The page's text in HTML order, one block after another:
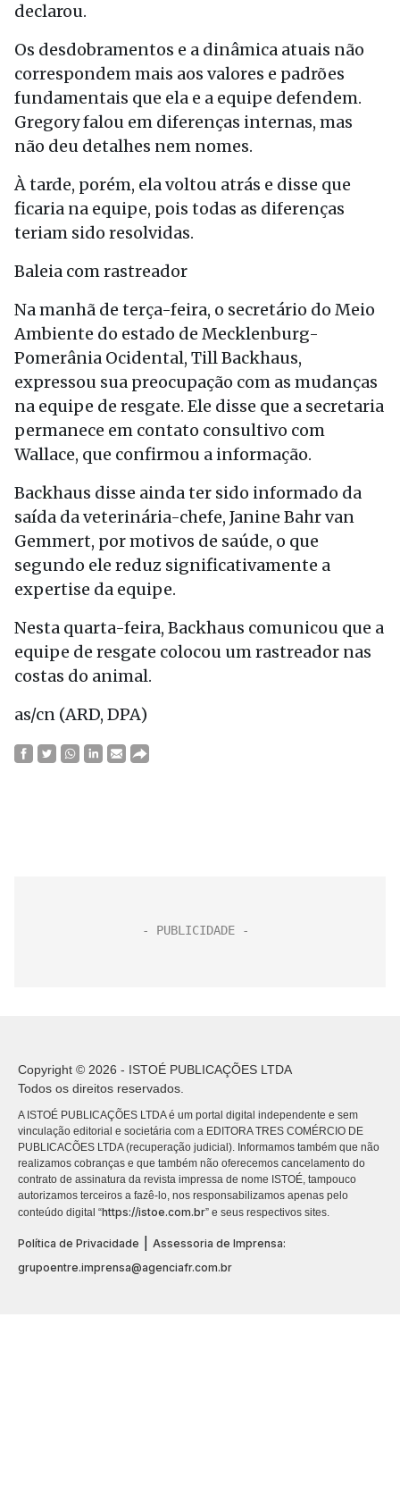
declarou.
Os desdobramentos e a dinâmica atuais não
correspondem mais aos valores e padrões
fundamentais que ela e a equipe defendem.
Gregory falou em diferenças internas, mas
não deu detalhes nem nomes.
À tarde, porém, ela voltou atrás e disse que
ficaria na equipe, pois todas as diferenças
teriam sido resolvidas.
Baleia com rastreador
Na manhã de terça-feira, o secretário do Meio
Ambiente do estado de Mecklenburg-
Pomerânia Ocidental, Till Backhaus,
expressou sua preocupação com as mudanças
na equipe de resgate. Ele disse que a secretaria
permanece em contato consultivo com
Wallace, que confirmou a informação.
Backhaus disse ainda ter sido informado da
saída da veterinária-chefe, Janine Bahr van
Gemmert, por motivos de saúde, o que
segundo ele reduz significativamente a
expertise da equipe.
Nesta quarta-feira, Backhaus comunicou que a
equipe de resgate colocou um rastreador nas
costas do animal.
as/cn (ARD, DPA)
Copyright © 2026 - ISTOÉ PUBLICAÇÕES LTDA
Todos os direitos reservados.
A ISTOÉ PUBLICAÇÕES LTDA é um portal digital independente e sem
vinculação editorial e societária com a EDITORA TRES COMÉRCIO DE
PUBLICACÕES LTDA (recuperação judicial). Informamos também que não
realizamos cobranças e que também não oferecemos cancelamento do
contrato de assinatura da revista impressa de nome ISTOÉ, tampouco
autorizamos terceiros a fazê-lo, nos responsabilizamos apenas pelo
conteúdo digital “https://istoe.com.br” e seus respectivos sites.
Política de Privacidade
Assessoria de Imprensa:
grupoentre.imprensa@agenciafr.com.br